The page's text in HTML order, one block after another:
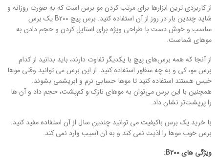
از کاربردی ترین ابزارها برای مرتب کردن مو برس است که به صورت روزانه و
شاید چندین بار در روز از آن استفاده کنید. برس پیچ B200 یک برس
مناسب و خوش دست با طراحی ویژه برای استایل کردن و حجم دادن به
موهای شماست.
از آنجا که همه برس‌های پیچ با یکدیگر تفاوت دارند، باید بدانید از کدام
برس مو، کی و به چه منظور استفاده کنید. از این برس می توانید وقتی موها
خیس هستند استفاده کنید تا موها حسابی نرم و ابریشمی بشوند.
همچنین با این برس می‌توان به موهای نازک و کم‌پشت، حجم داد و آن ها
را پرپشت‌تر نشان داد.
با خرید یک برس باکیفیت می توانید چندین سال از آن استفاده مفید کنید.
برس خوب موها را اذیت نمی کند و به آن آسیب وارد نمی کند.
ویژگی های B200: